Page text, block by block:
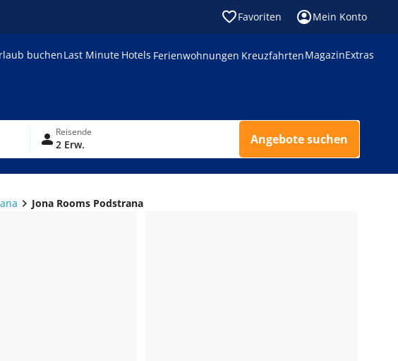
Favoriten Mein Konto
buchenLast Minute Hotels Ferienwohnungen KreuzfahrtenMagazinExtras
Reisende
2 Erw. Angebote suchen
Jona Rooms Podstrana